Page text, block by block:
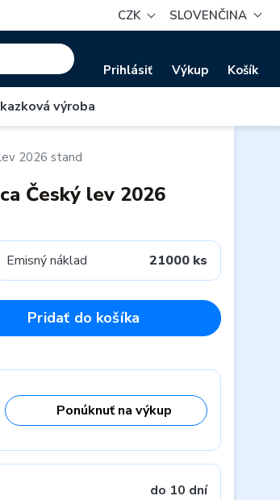
CZK SLOVENČINA
Prihlásiť Výkup Košík
výroba
2026 stand
Český lev 2026
Emisný náklad 21000 ks
Pridať do košíka
Ponúknuť na výkup
do 10 dní